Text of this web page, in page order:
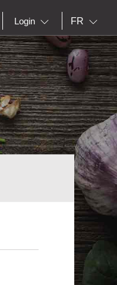
Login FR